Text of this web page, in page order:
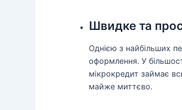
Швидке та
Однією з найбільших
оформлення. У
мікрокредит займає
майже миттєво.